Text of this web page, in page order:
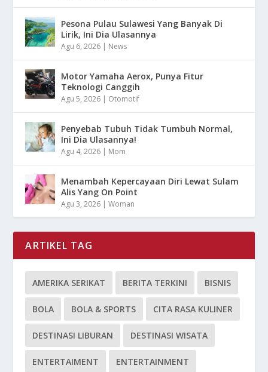
Pesona Pulau Sulawesi Yang Banyak Di
Lirik, Ini Dia Ulasannya
Agu 6, 2026 | News
Motor Yamaha Aerox, Punya Fitur
Teknologi Canggih
Agu 5, 2026 | Otomotif
Penyebab Tubuh Tidak Tumbuh Normal,
Ini Dia Ulasannya!
Agu 4, 2026 | Mom
Menambah Kepercayaan Diri Lewat Sulam
Alis Yang On Point
Agu 3, 2026 |Woman
ARTIKEL TAG
AMERIKA SERIKAT BERITA TERKINI BISNIS
BOLA BOLA & SPORTS CITA RASA KULINER
DESTINASI LIBURAN DESTINASI WISATA
ENTERTAIMENT ENTERTAINMENT